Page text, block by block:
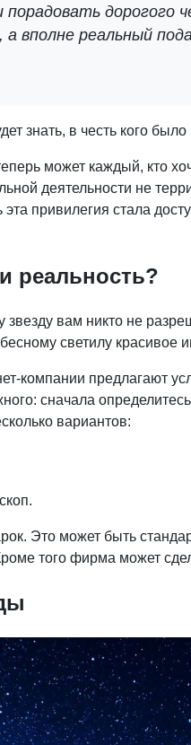
дорогого
вполне реальный
знать, в честь кого
может каждый, кто
деятельности не
привилегия стала
реальность?
вам никто не
светилу красивое
компании предлагают
сначала
вариантов:
Это может быть
того фирма может